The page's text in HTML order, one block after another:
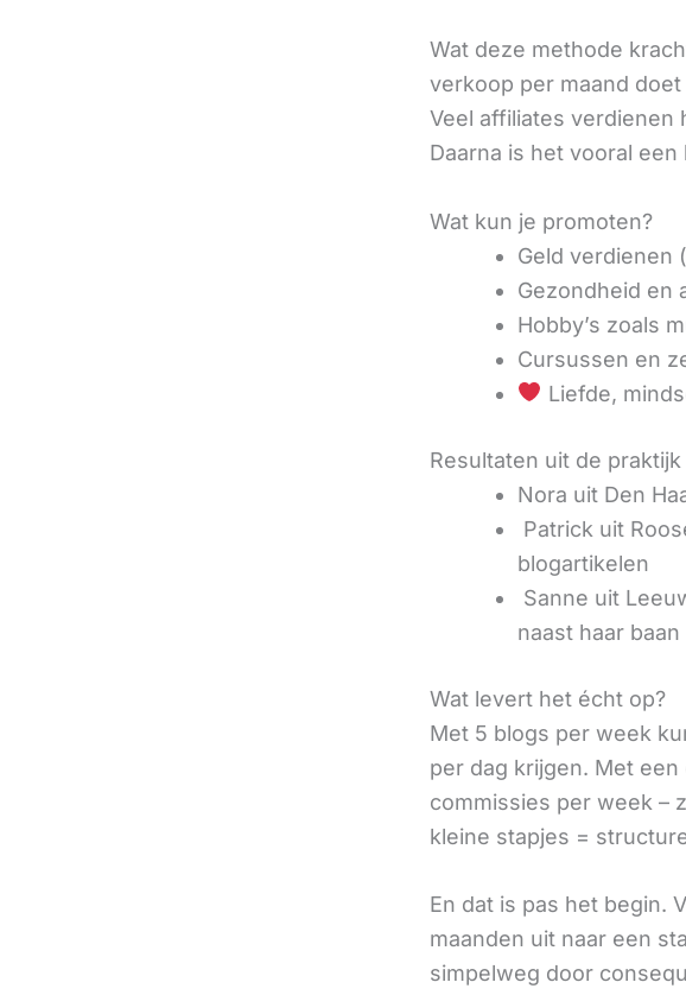
Wat deze methode
verkoop per maand
Veel affiliates verdienen
Daarna is het vooral
Wat kun je promoten?
Geld verdienen
Gezondheid en
Hobby’s zoals
Cursussen en
Liefde,
Resultaten uit de praktijk
Nora uit Den
Patrick uit
blogartikelen
Sanne uit
naast haar baan
Wat levert het écht op?
Met 5 blogs per week
per dag krijgen. Met
commissies per week –
kleine stapjes =
En dat is pas het begin.
maanden uit naar een
simpelweg door